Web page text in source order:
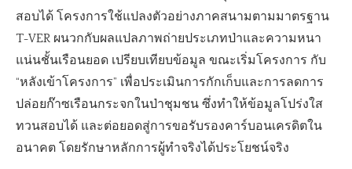
สอบได้ โครงการใช้แปลงตัวอย่างภาคสนามตามมาตรฐาน
T-VER ผนวกกับผลแปลภาพถ่ายประเภทป่าและความหนา
แน่นชั้นเรือนยอด เปรียบเทียบข้อมูล ขณะเริ่มโครงการ กับ
“หลังเข้าโครงการ” เพื่อประเมินการกักเก็บและการลดการ
ปล่อยก๊าซเรือนกระจกในป่าชุมชน ซึ่งทำให้ข้อมูลโปร่งใส
ทวนสอบได้ และต่อยอดสู่การขอรับรองคาร์บอนเครดิตใน
อนาคต โดยรักษาหลักการผู้ทำจริงได้ประโยชน์จริง